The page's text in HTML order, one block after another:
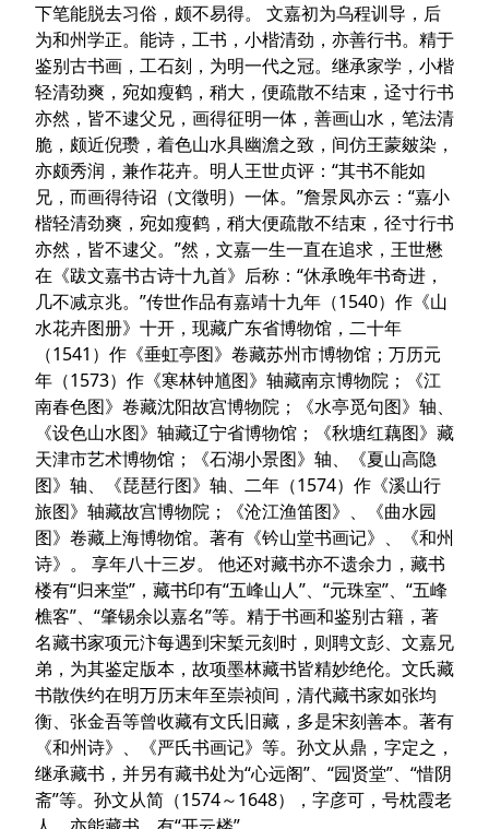
下笔能脱去习俗，颇不易得。 文嘉初为乌程训导，后
为和州学正。能诗，工书，小楷清劲，亦善行书。精于
鉴别古书画，工石刻，为明一代之冠。继承家学，小楷
轻清劲爽，宛如瘦鹤，稍大，便疏散不结束，迳寸行书
亦然，皆不逮父兄，画得征明一体，善画山水，笔法清
脆，颇近倪瓒，着色山水具幽澹之致，间仿王蒙皴染，
亦颇秀润，兼作花卉。明人王世贞评：“其书不能如
兄，而画得待诏（文徵明）一体。”詹景凤亦云：“嘉小
楷轻清劲爽，宛如瘦鹤，稍大便疏散不结束，径寸行书
亦然，皆不逮父。”然，文嘉一生一直在追求，王世懋
在《跋文嘉书古诗十九首》后称：“休承晚年书奇进，
几不减京兆。”传世作品有嘉靖十九年（1540）作《山
水花卉图册》十开，现藏广东省博物馆，二十年
（1541）作《垂虹亭图》卷藏苏州市博物馆；万历元
年（1573）作《寒林钟馗图》轴藏南京博物院；《江
南春色图》卷藏沈阳故宫博物院；《水亭觅句图》轴、
《设色山水图》轴藏辽宁省博物馆；《秋塘红藕图》藏
天津市艺术博物馆；《石湖小景图》轴、《夏山高隐
图》轴、《琵琶行图》轴、二年（1574）作《溪山行
旅图》轴藏故宫博物院；《沧江渔笛图》、《曲水园
图》卷藏上海博物馆。著有《钤山堂书画记》、《和州
诗》。 享年八十三岁。 他还对藏书亦不遗余力，藏书
楼有“归来堂”，藏书印有“五峰山人”、“元珠室”、“五峰
樵客”、“肇锡余以嘉名”等。精于书画和鉴别古籍，著
名藏书家项元汴每遇到宋椠元刻时，则聘文彭、文嘉兄
弟，为其鉴定版本，故项墨林藏书皆精妙绝伦。文氏藏
书散佚约在明万历末年至崇祯间，清代藏书家如张均
衡、张金吾等曾收藏有文氏旧藏，多是宋刻善本。著有
《和州诗》、《严氏书画记》等。孙文从鼎，字定之，
继承藏书，并另有藏书处为“心远阁”、“园贤堂”、“惜阴
斋”等。孙文从简（1574～1648），字彦可，号枕霞老